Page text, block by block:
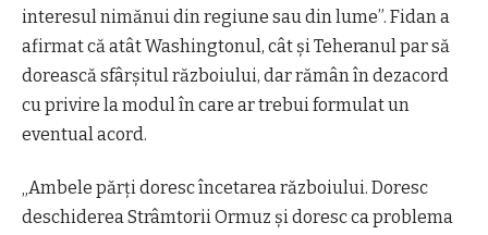
interesul nimănui din regiune sau din lume”. Fidan a
afirmat că atât Washingtonul, cât și Teheranul par să
dorească sfârșitul războiului, dar rămân în dezacord
cu privire la modul în care ar trebui formulat un
eventual acord.
„Ambele părți doresc încetarea războiului. Doresc
deschiderea Strâmtorii Ormuz și doresc ca problema